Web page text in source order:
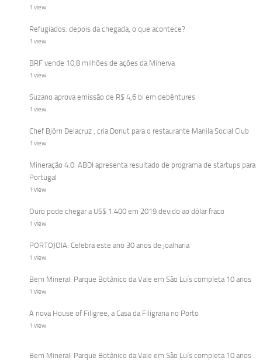
1 view
Refugiados: depois da chegada, o que acontece?
1 view
BRF vende 10,8 milhões de ações da Minerva
1 view
Suzano aprova emissão de R$ 4,6 bi em debêntures
1 view
Chef Björn Delacruz , cria Donut para o restaurante Manila Social Club
1 view
Mineração 4.0: ABDI apresenta resultado de programa de startups para
Portugal
1 view
Ouro pode chegar a US$ 1.400 em 2019 devido ao dólar fraco
1 view
PORTOJOIA: Celebra este ano 30 anos de joalharia
1 view
Bem Mineral: Parque Botânico da Vale em São Luís completa 10 anos
1 view
A nova House of Filigree, a Casa da Filigrana no Porto
1 view
Bem Mineral: Parque Botânico da Vale em São Luís completa 10 anos